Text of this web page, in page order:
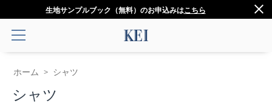
生地サンプルブック（無料）のお申込みはこちら
ホーム > シャツ
シャツ